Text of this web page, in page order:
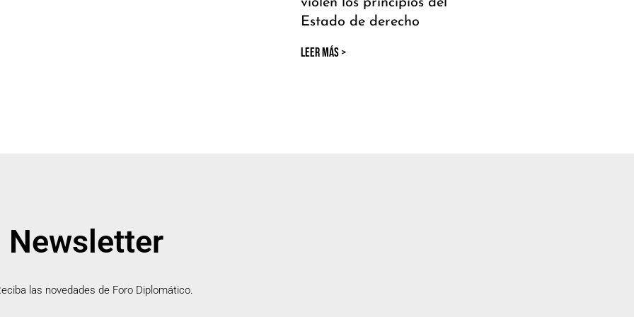
Estado de derecho
LEER MÁS >
Newsletter
las novedades de Foro Diplomático.